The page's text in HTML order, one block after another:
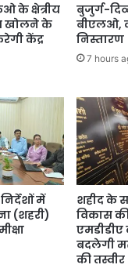
के क्षेत्रीय
खोलने के
केंद्र
बुजुर्ग-
बीएलओ,
निस्तारण
7 hours
में
(शहरी)
शहीद के
विकास
बदलेगी
की तस्वीर